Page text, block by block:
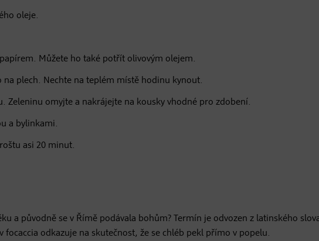
oleje.
Můžete ho také potřít olivovým olejem.
na plech. Nechte na teplém místě hodinu kynout.
Zeleninu omyjte a nakrájejte na kousky vhodné pro zdobení.
a bylinkami.
asi 20 minut.
a původně se v Římě podávala bohům? Termín je odvozen z latinského
focaccia odkazuje na skutečnost, že se chléb pekl přímo v popelu.